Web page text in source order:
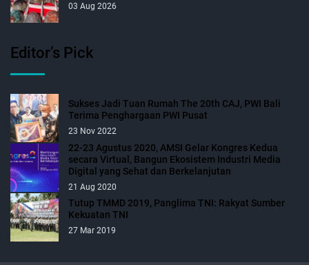
03 Aug 2026
Editor’s Pick
Sukses Jadi Tuan Rumah The 20th CAJ, PWI Bali
Terima Penghargaan PWI Pusat
23 Nov 2022
22-23 Agustus 2020, AMSI Gelar Kongres Kedua
secara Virtual, Bangun Ekosistem Industri Media
Digital yang Sehat dan Berkelanjutan
21 Aug 2020
Tutup TMMD 2019, Panglima TNI: Rakyat Sumber
Kekuatan TNI
27 Mar 2019